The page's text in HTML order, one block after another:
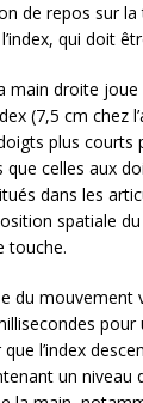
de repos sur
qui doit
main droite
(7,5 cm chez
plus
que celles aux
dans les
spatiale
touche.
du mouvement
l’index
un niveau